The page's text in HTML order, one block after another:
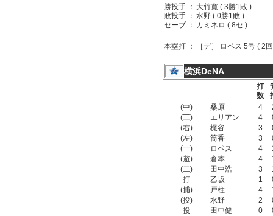
勝投手 ： 大竹寛 ( 3勝1敗 )
敗投手 ： 水野 ( 0勝1敗 )
セーブ ： カミネロ ( 8セ )
本塁打 ： ［デ］ ロペス 5号 ( 2
横浜DeNA
打
数
(中)
桑原 4
(三)
エリアン 4
(右)
梶谷 3
(左)
筒香 3
(一)
ロペス 4
(遊)
倉本 4
(二)
田中浩 3
打
乙坂 1
(捕)
戸柱 4
(投)
水野 2
投
田中健 0